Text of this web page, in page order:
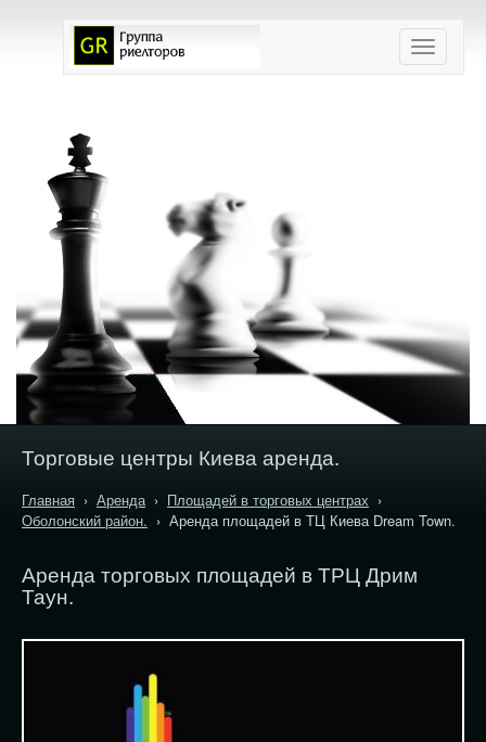
Toggle
navigation
Торговые центры Киева аренда.
Главная › Аренда› Площадей в торговых центрах ›
Оболонский район. › Аренда площадей в ТЦ Киева Dream Town.
Аренда торговых площадей в ТРЦ Дрим
Таун.